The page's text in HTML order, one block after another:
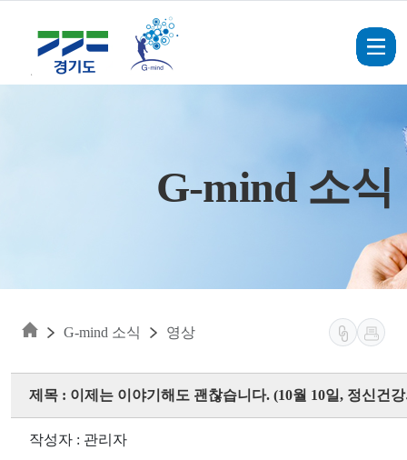
G-mind 소식
G-mind 소식 영상
제목 : 이제는 이야기해도 괜찮습니다. (10월 10일, 정신건
작성자 : 관리자